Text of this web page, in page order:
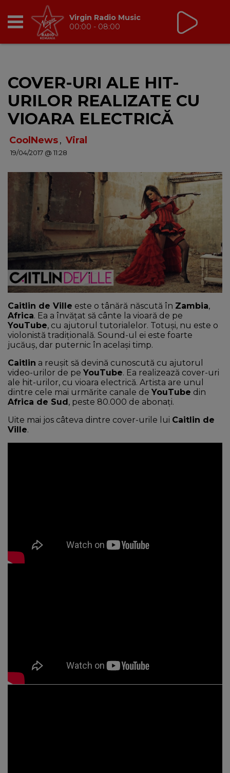
BREAKFAST
TIC TALK
CÂȘTIGĂ
DANCEFLOOR CHART
RADIO ACADEMY
CONTUL MEU
Virgin Radio Music
00:00 - 08:00
COVER-URI ALE HIT-
URILOR REALIZATE CU
VIOARA ELECTRICĂ
CoolNews, Viral
19/04/2017 @ 11:28
Caitlin de Ville este o tânără născută în Zambia,
Africa. Ea a învățat să cânte la vioară de pe
YouTube, cu ajutorul tutorialelor. Totuși, nu este o
violonistă tradițională. Sound-ul ei este foarte
jucăuș, dar puternic în același timp.
Caitlin a reușit să devină cunoscută cu ajutorul
video-urilor de pe YouTube. Ea realizează cover-uri
ale hit-urilor, cu vioara electrică. Artista are unul
dintre cele mai urmărite canale de YouTube din
Africa de Sud , peste 80.000 de abonați.
Uite mai jos câteva dintre cover-urile lui Caitlin de
Ville.